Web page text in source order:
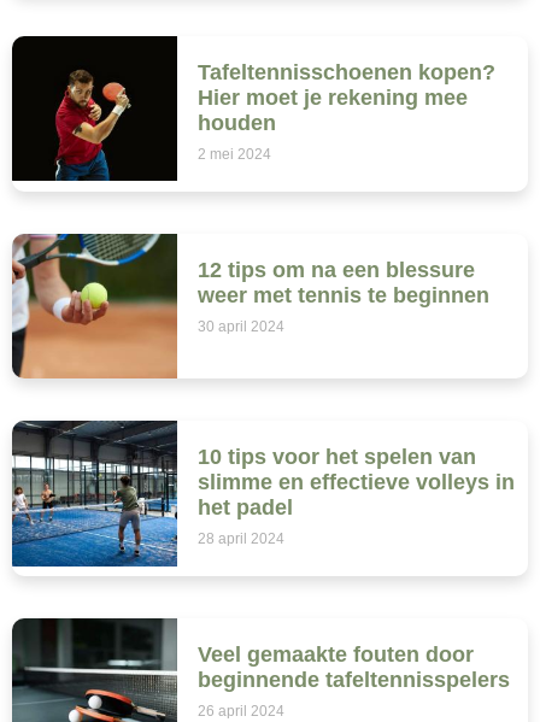
Tafeltennisschoenen kopen?
Hier moet je rekening mee
houden
2 mei 2024
12 tips om na een blessure
weer met tennis te beginnen
30 april 2024
10 tips voor het spelen van
slimme en effectieve volleys in
het padel
28 april 2024
Veel gemaakte fouten door
beginnende tafeltennisspelers
26 april 2024